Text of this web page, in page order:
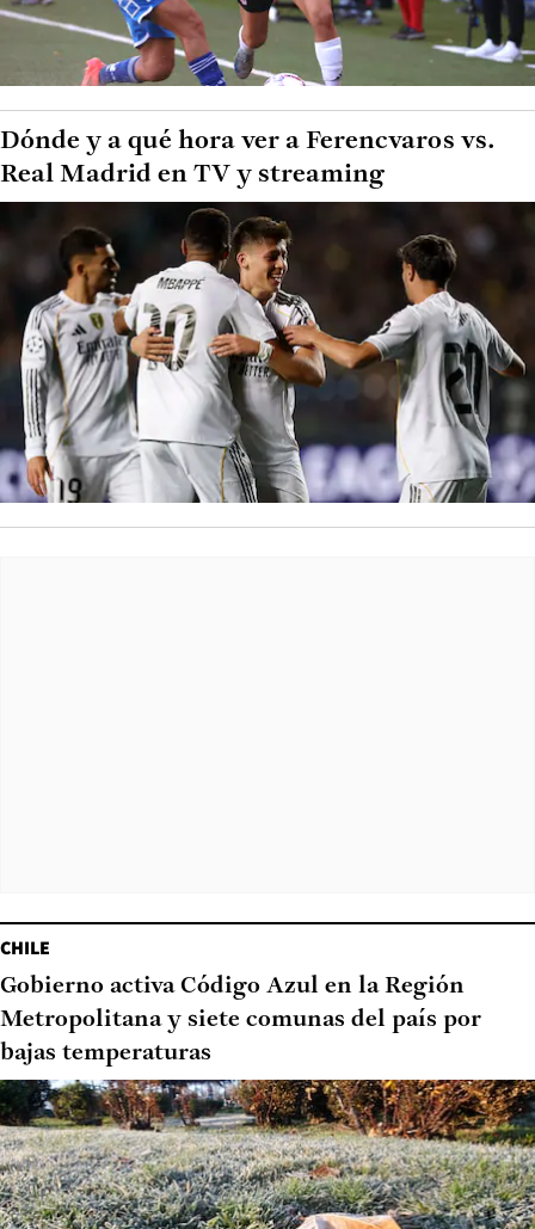
Dónde y a qué hora ver a Ferencvaros vs.
Real Madrid en TV y streaming
CHILE
Gobierno activa Código Azul en la Región
Metropolitana y siete comunas del país por
bajas temperaturas